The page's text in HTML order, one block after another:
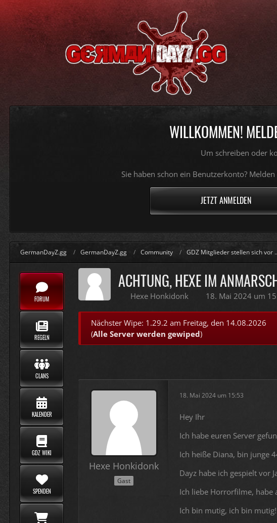
WILLKOMMEN!
Um schreiben oder
Sie haben schon ein Benutzerkonto? Melden
JETZT ANMELDEN
GermanDayZ.gg GermanDayZ.gg Community GDZ Mitglieder stellen sich vor
FORUM
REGELN
CLANS
KALENDER
GDZ WIKI
SPENDEN
ACHTUNG, HEXE IM
Hexe Honkidonk 18. Mai 2024 um
Nächster Wipe: 1.29.2 am Freitag, den 14.08.2026
(Alle Server werden gewiped)
Hexe Honkidonk
Gast
18. Mai 2024 um 15:53
Hey Ihr
Ich habe euren Server
Ich heiße Diana, bin junge
Dayz habe ich gespielt vor
Ich liebe Horrorfilme, habe
Ich bin mutig, ich bin